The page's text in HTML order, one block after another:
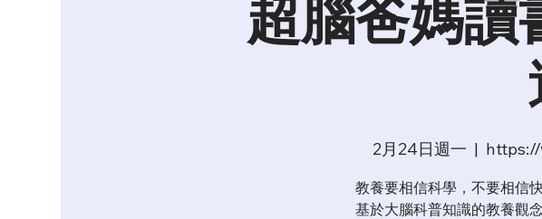
超腦爸媽讀
2月24日週一
  |
教養要相信科學，不要相信
基於大腦科普知識的教養觀